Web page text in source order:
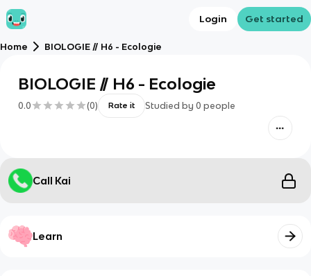
Login Get started
Home BIOLOGIE // H6 - Ecologie
BIOLOGIE // H6 - Ecologie
0.0 (0) Rate it Studied by 0 people
Call Kai
Learn